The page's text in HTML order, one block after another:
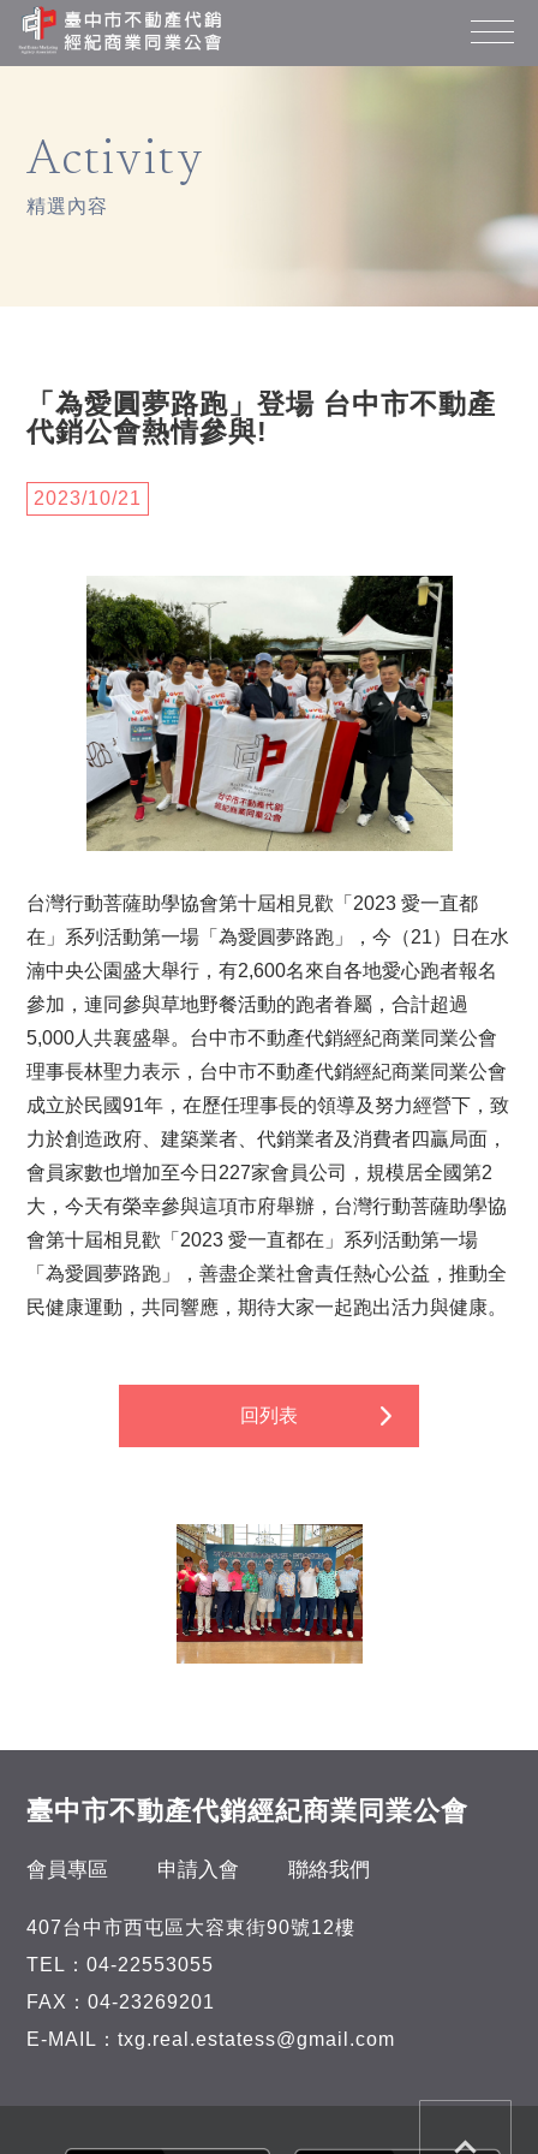
Activity
精選內容
「為愛圓夢路跑」登場 台中市不動產
代銷公會熱情參與!
2023/10/21
台灣行動菩薩助學協會第十屆相見歡「2023 愛一直都
在」系列活動第一場「為愛圓夢路跑」，今（21）日在水
湳中央公園盛大舉行，有2,600名來自各地愛心跑者報名
參加，連同參與草地野餐活動的跑者眷屬，合計超過
5,000人共襄盛舉。台中市不動產代銷經紀商業同業公會
理事長林聖力表示，台中市不動產代銷經紀商業同業公會
成立於民國91年，在歷任理事長的領導及努力經營下，致
力於創造政府、建築業者、代銷業者及消費者四贏局面，
會員家數也增加至今日227家會員公司，規模居全國第2
大，今天有榮幸參與這項市府舉辦，台灣行動菩薩助學協
會第十屆相見歡「2023 愛一直都在」系列活動第一場
「為愛圓夢路跑」，善盡企業社會責任熱心公益，推動全
民健康運動，共同響應，期待大家一起跑出活力與健康。
回列表
臺中市不動產代銷經紀商業同業公會
會員專區 申請入會 聯絡我們
407台中市西屯區大容東街90號12樓
TEL：04-22553055
FAX：04-23269201
E-MAIL：txg.real.estatess@gmail.com